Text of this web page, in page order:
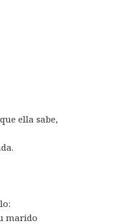
ella sabe,
marido